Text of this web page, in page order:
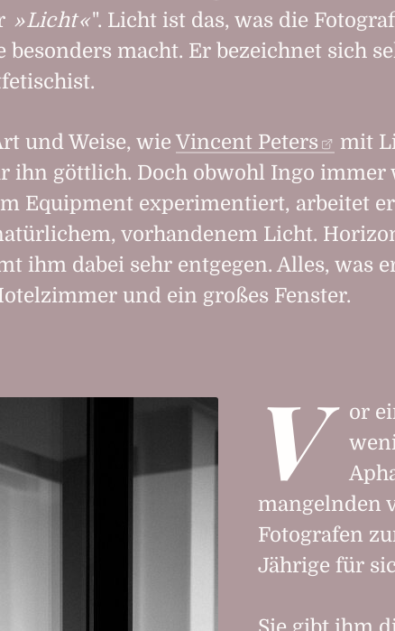
Licht
". Licht ist das, was die
besonders macht. Er bezeichnet sich
und Weise, wieVincent Peters
mit
ihn göttlich. Doch obwohl Ingo immer
Equipment experimentiert, arbeitet
vorhandenem Licht.
ihm dabei sehr entgegen. Alles, was
und ein großes Fenster.
V
or
mangelnden
Fotografen
Jährige für